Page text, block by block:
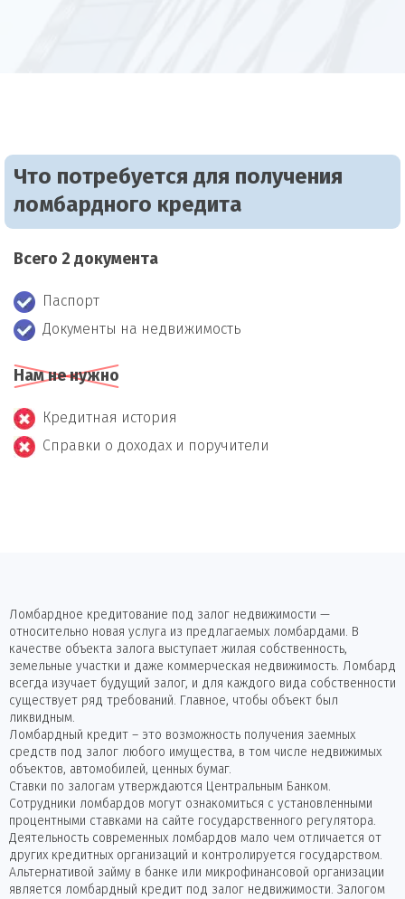
Что потребуется для получения
ломбардного кредита
Всего 2 документа
Паспорт
Документы на недвижимость
Нам не нужно
Кредитная история
Справки о доходах и поручители
Ломбардное кредитование под залог недвижимости —
относительно новая услуга из предлагаемых ломбардами. В
качестве объекта залога выступает жилая собственность,
земельные участки и даже коммерческая недвижимость. Ломбард
всегда изучает будущий залог, и для каждого вида собственности
существует ряд требований. Главное, чтобы объект был
ликвидным.
Ломбардный кредит – это возможность получения заемных
средств под залог любого имущества, в том числе недвижимых
объектов, автомобилей, ценных бумаг.
Ставки по залогам утверждаются Центральным Банком.
Сотрудники ломбардов могут ознакомиться с установленными
процентными ставками на сайте государственного регулятора.
Деятельность современных ломбардов мало чем отличается от
других кредитных организаций и контролируется государством.
Альтернативой займу в банке или микрофинансовой организации
является ломбардный кредит под залог недвижимости. Залогом